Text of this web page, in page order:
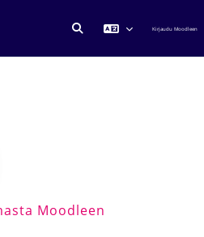
VAIHDA Kirjaudu Moodleen
Moodleen